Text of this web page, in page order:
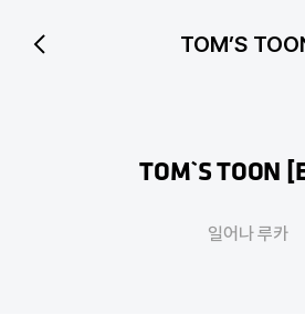
TOM’S
TOM`S TOON
일어나 루카